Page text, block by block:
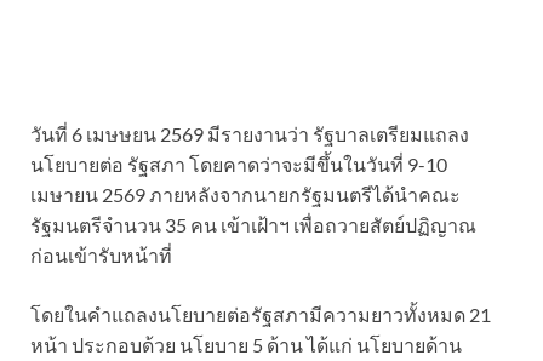
วันที่ 6 เมษษยน 2569 มีรายงานว่า รัฐบาลเตรียมแถลง
นโยบายต่อ รัฐสภา โดยคาดว่าจะมีขึ้นในวันที่ 9-10
เมษายน 2569 ภายหลังจากนายกรัฐมนตรีได้นำคณะ
รัฐมนตรีจำนวน 35 คน เข้าเฝ้าฯ เพื่อถวายสัตย์ปฏิญาณ
ก่อนเข้ารับหน้าที่
โดยในคำแถลงนโยบายต่อรัฐสภามีความยาวทั้งหมด 21
หน้า ประกอบด้วย นโยบาย 5 ด้าน ได้แก่ นโยบายด้าน